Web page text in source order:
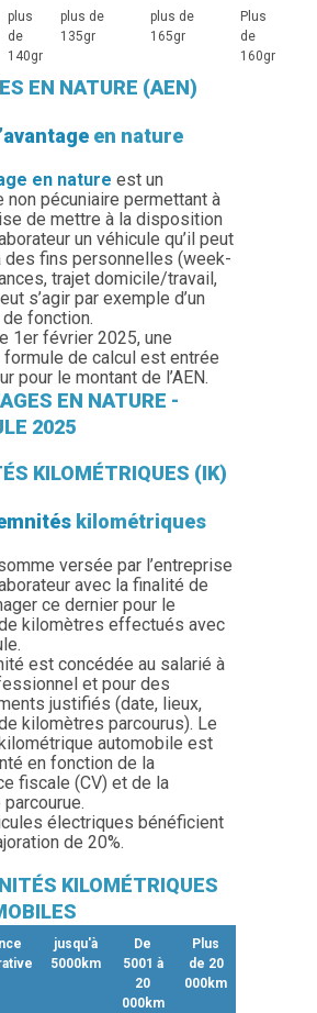
plus
de
140gr
plus de
135gr
plus de
165gr
Plus
de
160gr
EN NATURE (AEN)
en nature
en nature est un
non pécuniaire permettant à
de mettre à la disposition
un véhicule qu’il peut
des fins personnelles (week-
trajet domicile/travail,
s’agir par exemple d’un
fonction.
1er février 2025, une
formule de calcul est entrée
pour le montant de l’AEN.
EN NATURE -
2025
KILOMÉTRIQUES (IK)
kilométriques
versée par l’entreprise
avec la finalité de
ce dernier pour le
kilomètres effectués avec
est concédée au salarié à
et pour des
justifiés (date, lieux,
kilomètres parcourus). Le
automobile est
en fonction de la
fiscale (CV) et de la
électriques bénéficient
de 20%.
KILOMÉTRIQUES
jusqu'à
5000km
De
5001 à
20
000km
Plus
de 20
000km